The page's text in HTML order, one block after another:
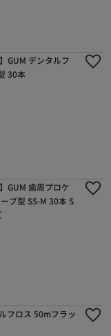
GUM デンタルフ
30本
GUM 歯周プロケ
ブ型 SS-M 30本 S
フロス 50mフラッ